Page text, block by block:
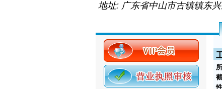
地址: 广东省中山市古镇镇东